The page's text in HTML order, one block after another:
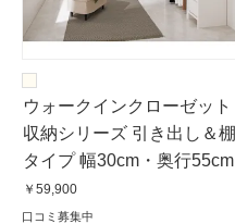
ウォークインクローゼット
収納シリーズ 引き出し＆棚
タイプ 幅30cm・奥行55cm
￥59,900
口コミ募集中